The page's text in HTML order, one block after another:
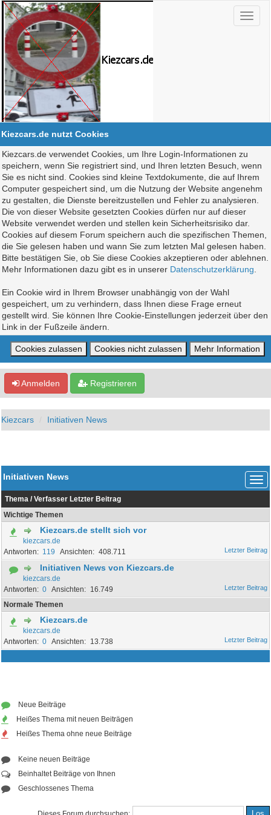
Kiezcars.de nutzt Cookies
Kiezcars.de verwendet Cookies, um Ihre Login-Informationen zu
speichern, wenn Sie registriert sind, und Ihren letzten Besuch, wenn
Sie es nicht sind. Cookies sind kleine Textdokumente, die auf Ihrem
Computer gespeichert sind, um die Nutzung der Website angenehm
zu gestalten, die Dienste bereitzustellen und Fehler zu analysieren.
Die von dieser Website gesetzten Cookies dürfen nur auf dieser
Website verwendet werden und stellen kein Sicherheitsrisiko dar.
Cookies auf diesem Forum speichern auch die spezifischen Themen,
die Sie gelesen haben und wann Sie zum letzten Mal gelesen haben.
Bitte bestätigen Sie, ob Sie diese Cookies akzeptieren oder ablehnen.
Mehr Informationen dazu gibt es in unserer Datenschutzerklärung
Ein Cookie wird in Ihrem Browser unabhängig von der Wahl
gespeichert, um zu verhindern, dass Ihnen diese Frage erneut
gestellt wird. Sie können Ihre Cookie-Einstellungen jederzeit über den
Link in der Fußzeile ändern.
Anmelden Registrieren
Kiezcars Initiativen News
Initiativen News
Thema /Verfasser Letzter Beitrag
Wichtige Themen
Kiezcars.de stellt sich vor
kiezcars.de
119
408.711
Initiativen News von Kiezcars.de
kiezcars.de
0
16.749
Normale Themen
Kiezcars.de
kiezcars.de
0
13.738
Neue Beiträge
Heißes Thema mit neuen Beiträgen
Heißes Thema ohne neue Beiträge
Keine neuen Beiträge
Beinhaltet Beiträge von Ihnen
Geschlossenes Thema